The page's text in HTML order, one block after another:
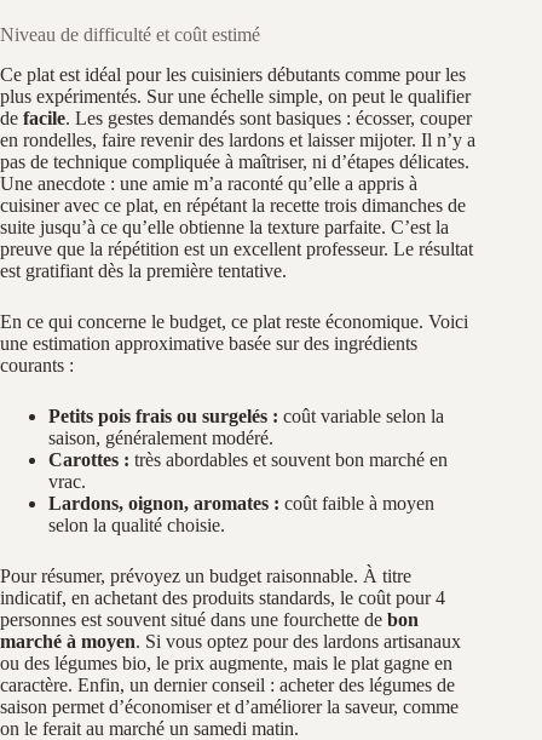
Niveau de difficulté et coût estimé
Ce plat est idéal pour les cuisiniers débutants comme pour les
plus expérimentés. Sur une échelle simple, on peut le qualifier
de facile. Les gestes demandés sont basiques : écosser, couper
en rondelles, faire revenir des lardons et laisser mijoter. Il n’y a
pas de technique compliquée à maîtriser, ni d’étapes délicates.
Une anecdote : une amie m’a raconté qu’elle a appris à
cuisiner avec ce plat, en répétant la recette trois dimanches de
suite jusqu’à ce qu’elle obtienne la texture parfaite. C’est la
preuve que la répétition est un excellent professeur. Le résultat
est gratifiant dès la première tentative.
En ce qui concerne le budget, ce plat reste économique. Voici
une estimation approximative basée sur des ingrédients
courants :
Petits pois frais ou surgelés : coût variable selon la
saison, généralement modéré.
Carottes : très abordables et souvent bon marché en
vrac.
Lardons, oignon, aromates : coût faible à moyen
selon la qualité choisie.
Pour résumer, prévoyez un budget raisonnable. À titre
indicatif, en achetant des produits standards, le coût pour 4
personnes est souvent situé dans une fourchette de bon
marché à moyen. Si vous optez pour des lardons artisanaux
ou des légumes bio, le prix augmente, mais le plat gagne en
caractère. Enfin, un dernier conseil : acheter des légumes de
saison permet d’économiser et d’améliorer la saveur, comme
on le ferait au marché un samedi matin.